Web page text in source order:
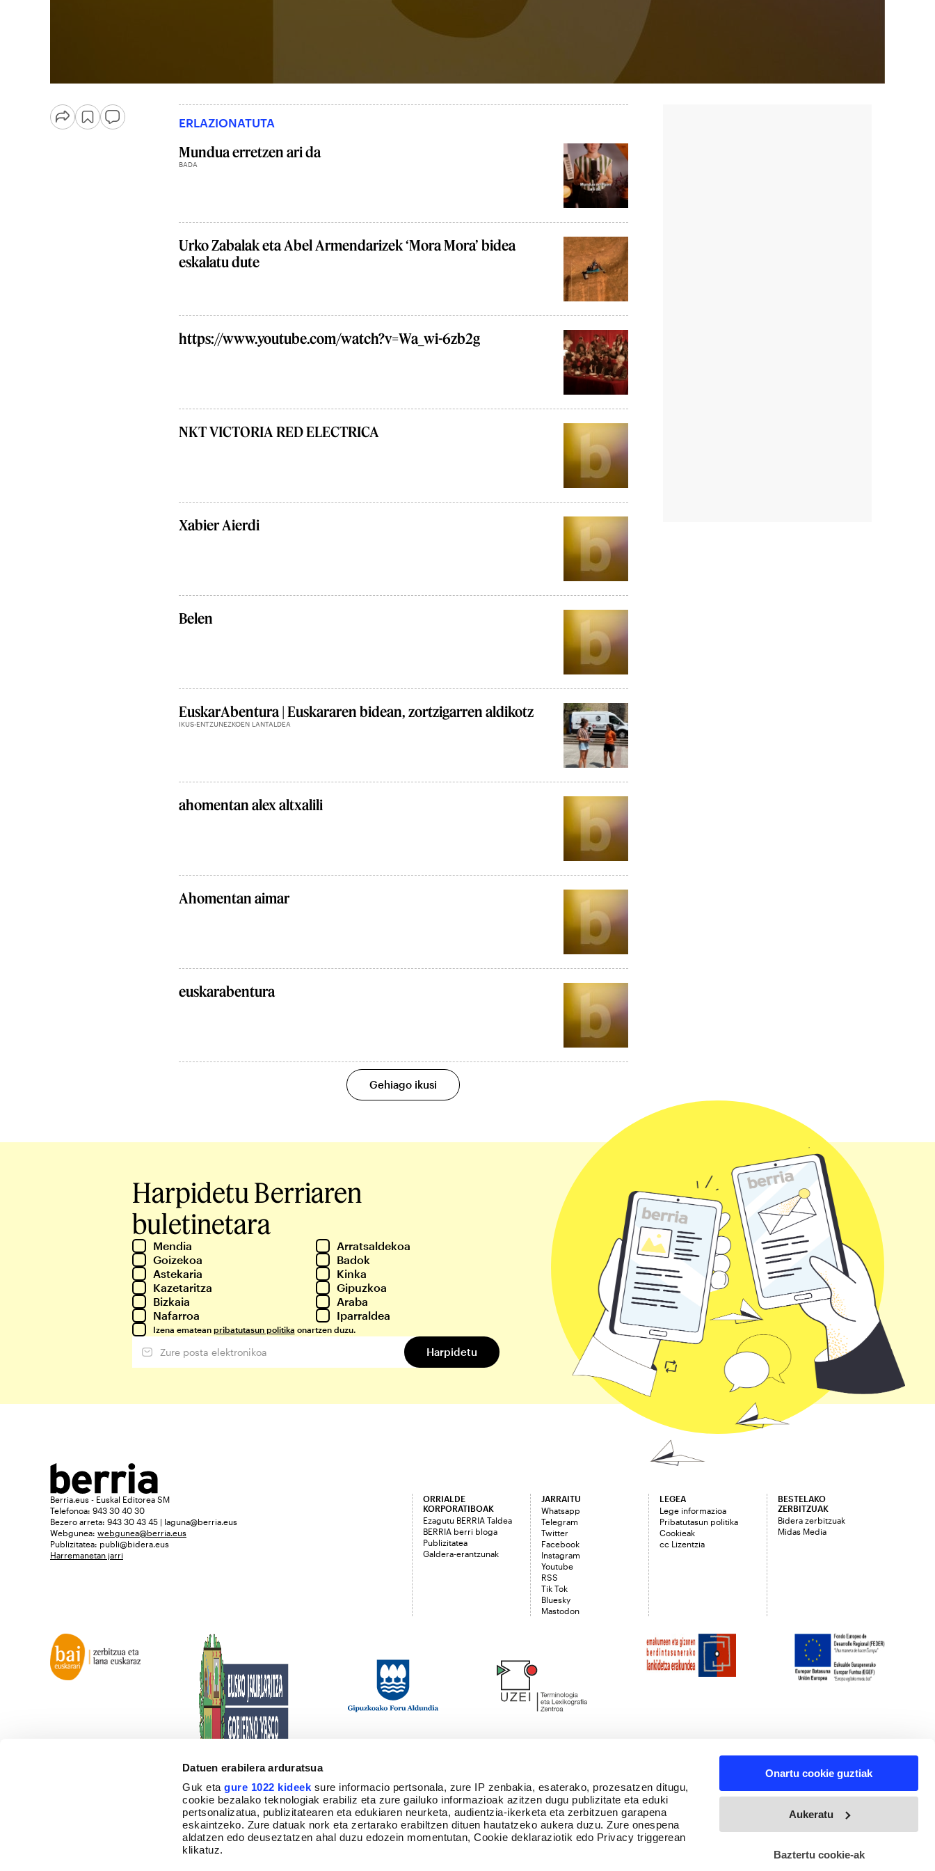
Datuen erabilera arduratsua
Guk etagure 1022 kideek sure informacio pertsonala, zure IP zenbakia, esaterako, prozesatzen ditugu,
cookie bezalako teknologiak erabiliz eta zure gailuko informazioak azitzen dugu publizitate eta eduki
pertsonalizatua, publizitatearen eta edukiaren neurketa, audientzia-ikerketa eta zerbitzuen garapena
eskaintzeko. Zure datuak nork eta zertarako erabiltzen dituen hautatzeko aukera duzu. Zure onespena
aldatzen edo deuseztatzen ahal duzu edozein momentutan, Cookie deklaraziotik edo Privacy triggerean
klikatuz.
Onartu cookie guztiak
Aukeratu
Baztertu cookie-ak
ERLAZIONATUTA
Mundua erretzen ari da
BADA
Urko Zabalak eta Abel Armendarizek ‘Mora Mora’ bidea
eskalatu dute
https://www.youtube.com/watch?v=Wa_wi-6zb2g
NKT VICTORIA RED ELECTRICA
Xabier Aierdi
Belen
EuskarAbentura | Euskararen bidean, zortzigarren aldikotz
IKUS-ENTZUNEZKOEN LANTALDEA
ahomentan alex altxalili
Ahomentan aimar
euskarabentura
Gehiago ikusi
Harpidetu Berriaren
buletinetara
Mendia
Arratsaldekoa
Goizekoa
Badok
Astekaria
Kinka
Kazetaritza
Gipuzkoa
Bizkaia
Araba
Nafarroa
Iparraldea
Izena ematean pribatutasun politika onartzen duzu.
Berria.eus - Euskal Editorea SM
Telefonoa: 943 30 40 30
Bezero arreta: 943 30 43 45 | laguna@berria.eus
Webgunea: webgunea@berria.eus
Publizitatea: publi@bidera.eus
Harremanetan jarri
ORRIALDE
KORPORATIBOAK
Ezagutu BERRIA Taldea
BERRIA berri bloga
Publizitatea
Galdera-erantzunak
JARRAITU
Whatsapp
Telegram
Twitter
Facebook
Instagram
Youtube
RSS
Tik Tok
Bluesky
Mastodon
LEGEA
Lege informazioa
Pribatutasun politika
Cookieak
cc Lizentzia
BESTELAKO
ZERBITZUAK
Bidera zerbitzuak
Midas Media